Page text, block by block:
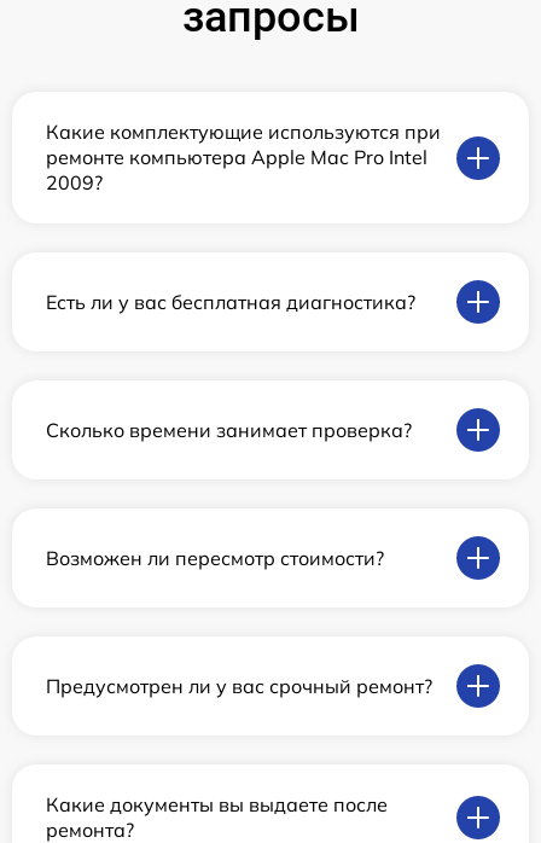
запросы
Какие комплектующие используются при
ремонте компьютера Apple Mac Pro Intel
2009?
Есть ли у вас бесплатная диагностика?
Сколько времени занимает проверка?
Возможен ли пересмотр стоимости?
Предусмотрен ли у вас срочный ремонт?
Какие документы вы выдаете после
ремонта?